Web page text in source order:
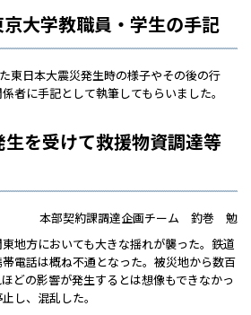
大学教職員・学生の手記
東日本大震災発生時の様子やその後の行
者に手記として執筆してもらいました。
を受けて救援物資調達等
本部契約課調達企画チーム 釣巻 勉
地方においても大きな揺れが襲った。鉄道
電話は概ね不通となった。被災地から数百
どの影響が発生するとは想像もできなかっ
し、混乱した。